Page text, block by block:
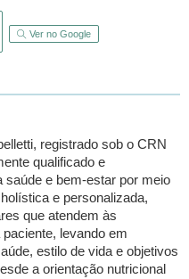
Ver no Google
registrado sob o CRN
qualificado e
e bem-estar por meio
e personalizada,
que atendem às
levando em
estilo de vida e objetivos
a orientação nutricional